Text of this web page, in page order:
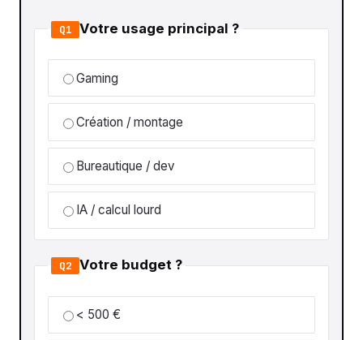
Q1 Votre usage principal ?
Gaming
Création / montage
Bureautique / dev
IA / calcul lourd
Q2 Votre budget ?
< 500 €